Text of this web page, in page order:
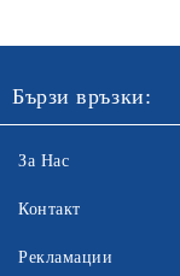
Бързи връзки:
За Нас
Контакт
Рекламации